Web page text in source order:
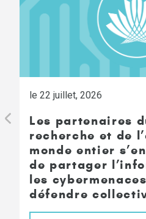
le 22 juillet, 2026
Les partenaires
recherche et de
monde entier
de partager
les
défendre